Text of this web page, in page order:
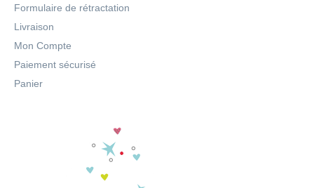
Formulaire de rétractation
Livraison
Mon Compte
Paiement sécurisé
Panier